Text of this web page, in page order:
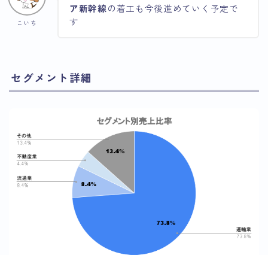
こいち
ア新幹線の着工も今後進めていく予定で
す
セグメント詳細